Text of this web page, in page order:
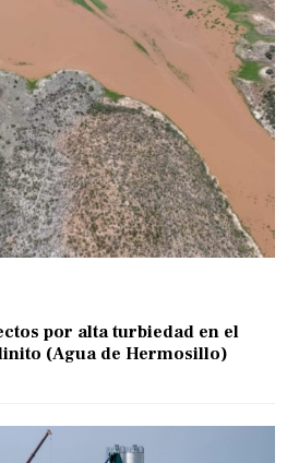
por alta turbiedad en el
(Agua de Hermosillo)